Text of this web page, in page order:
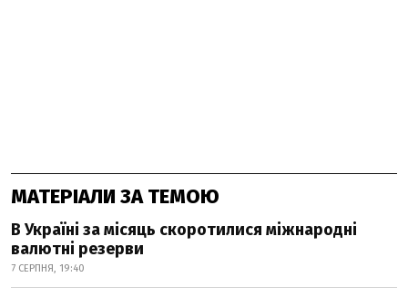
МАТЕРІАЛИ ЗА ТЕМОЮ
В Україні за місяць скоротилися міжнародні
валютні резерви
7 СЕРПНЯ, 19:40